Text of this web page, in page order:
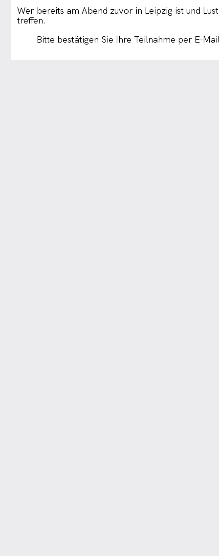
Wer bereits am Abend zuvor in Leipzig ist und
treffen.
Bitte bestätigen Sie Ihre Teilnahme per E-